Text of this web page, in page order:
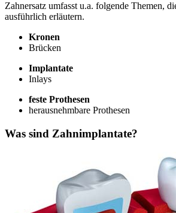
Zahnersatz umfasst u.a. folgende Themen,
ausführlich erläutern.
Kronen
Brücken
Implantate
Inlays
feste Prothesen
herausnehmbare Prothesen
Was sind Zahnimplantate?